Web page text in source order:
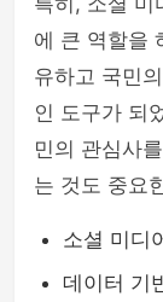
에 큰 역할을
유하고 국민
인 도구가 되
민의 관심사
는 것도 중요
소셜 미디
데이터 기